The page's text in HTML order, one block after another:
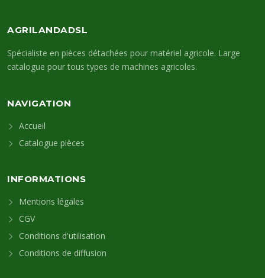
AGRILANDADSL
Spécialiste en pièces détachées pour matériel agricole. Large
catalogue pour tous types de machines agricoles.
NAVIGATION
Accueil
Catalogue pièces
INFORMATIONS
Mentions légales
CGV
Conditions d'utilisation
Conditions de diffusion